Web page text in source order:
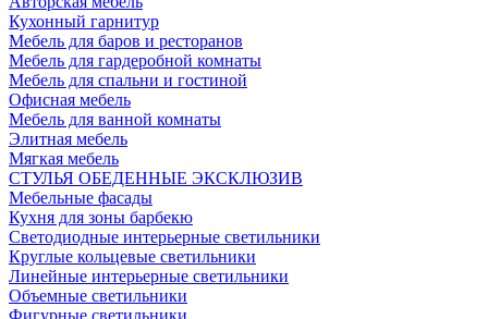
Кухонный гарнитур
Мебель для баров и ресторанов
Мебель для гардеробной комнаты
Мебель для спальни и гостиной
Офисная мебель
Мебель для ванной комнаты
Элитная мебель
Мягкая мебель
СТУЛЬЯ ОБЕДЕННЫЕ ЭКСКЛЮЗИВ
Мебельные фасады
Кухня для зоны барбекю
Светодиодные интерьерные светильники
Круглые кольцевые светильники
Линейные интерьерные светильники
Объемные светильники
Фигурные светильники